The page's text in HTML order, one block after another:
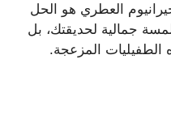
العطري هو الحل
جمالية لحديقتك، بل
الطفيليات المزعجة.